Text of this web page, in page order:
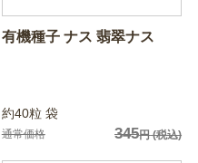
有機種子 ナス 翡翠ナス
約40粒 袋
通常価格 345円(税込)